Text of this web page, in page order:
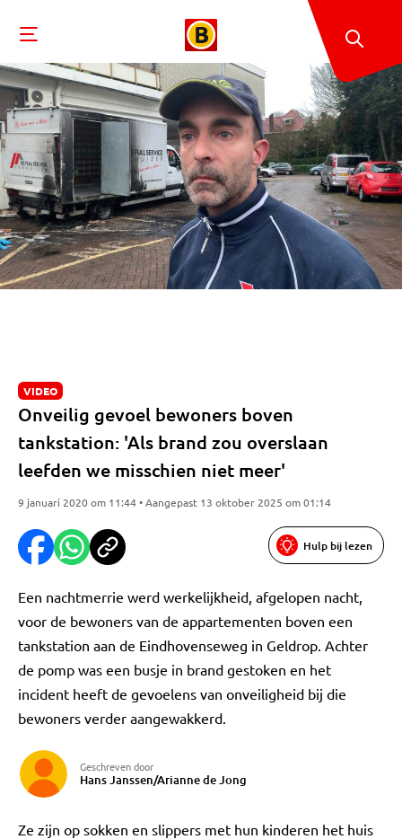
VIDEO
Onveilig gevoel bewoners boven
tankstation: 'Als brand zou overslaan
leefden we misschien niet meer'
9 januari 2020 om 11:44 • Aangepast 13 oktober 2025 om 01:14
Hulp bij lezen
Een nachtmerrie werd werkelijkheid, afgelopen nacht,
voor de bewoners van de appartementen boven een
tankstation aan de Eindhovenseweg in Geldrop. Achter
de pomp was een busje in brand gestoken en het
incident heeft de gevoelens van onveiligheid bij die
bewoners verder aangewakkerd.
Geschreven door
Hans Janssen/Arianne de Jong
Ze zijn op sokken en slippers met hun kinderen het huis